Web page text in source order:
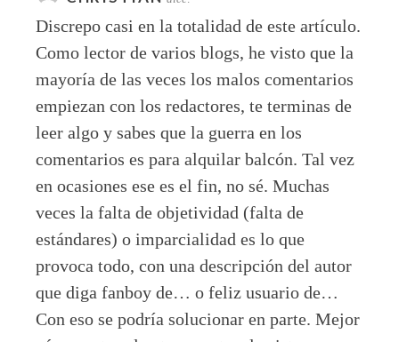
Discrepo casi en la totalidad de este artículo.
Como lector de varios blogs, he visto que la
mayoría de las veces los malos comentarios
empiezan con los redactores, te terminas de
leer algo y sabes que la guerra en los
comentarios es para alquilar balcón. Tal vez
en ocasiones ese es el fin, no sé. Muchas
veces la falta de objetividad (falta de
estándares) o imparcialidad es lo que
provoca todo, con una descripción del autor
que diga fanboy de… o feliz usuario de…
Con eso se podría solucionar en parte. Mejor